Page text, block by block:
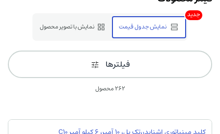
جدید
نمایش جدول قیمت
نمایش با تصویر محصول
262 محصول
فیلترها